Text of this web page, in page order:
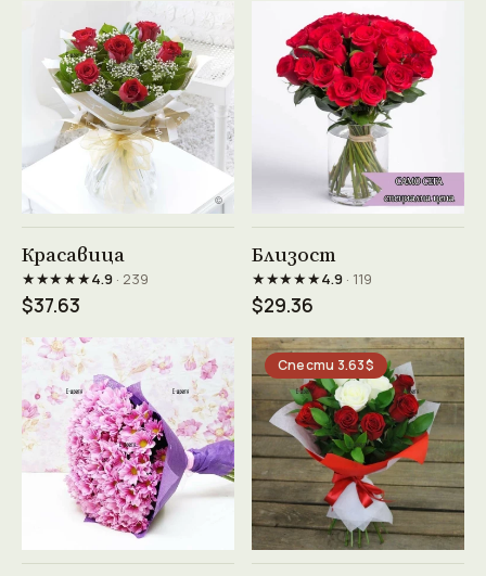
Красавица
★★★★★4.9· 239
$37.63
Близост
★★★★★4.9· 119
$29.36
Спести 3.63$